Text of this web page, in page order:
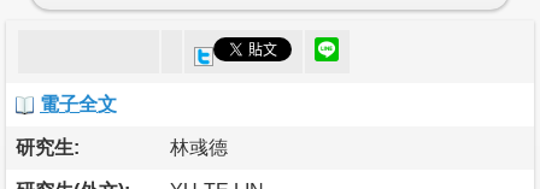
電子全文
研究生: 林彧德